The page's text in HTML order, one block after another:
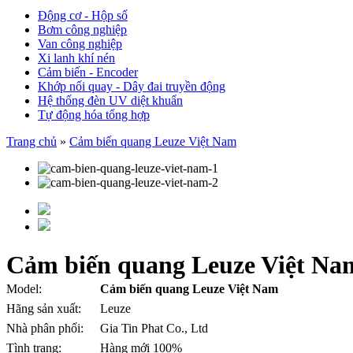
Động cơ - Hộp số
Bơm công nghiệp
Van công nghiệp
Xi lanh khí nén
Cảm biến - Encoder
Khớp nối quay - Dây đai truyền động
Hệ thống đèn UV diệt khuẩn
Tự động hóa tổng hợp
Trang chủ » Cảm biến quang Leuze Việt Nam
Cảm biến quang Leuze Việt
Model:
Cảm biến quang Leuze Việt Nam
Hãng sản xuất:
Leuze
Nhà phân phối:
Gia Tin Phat Co., Ltd
Tình trạng:
Hàng mới 100%